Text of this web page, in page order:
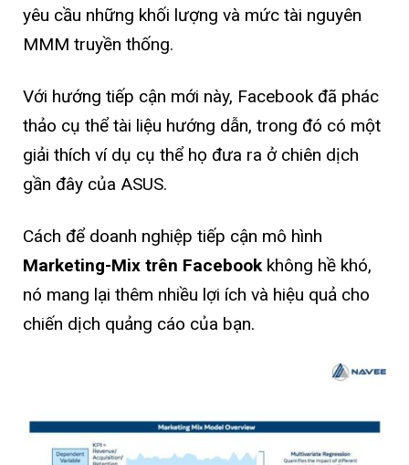
yêu cầu những khối lượng và mức tài nguyên
MMM truyền thống.
Với hướng tiếp cận mới này, Facebook đã phác
thảo cụ thể tài liệu hướng dẫn, trong đó có một
giải thích ví dụ cụ thể họ đưa ra ở chiên dịch
gần đây của ASUS.
Cách để doanh nghiệp tiếp cận mô hình
Marketing-Mix trên Facebookkhông hề khó,
nó mang lại thêm nhiều lợi ích và hiệu quả cho
chiến dịch quảng cáo của bạn.